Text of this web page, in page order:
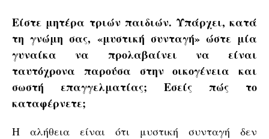
Είστε μητέρα τριών παιδιών. Υπάρχει, κατά
τη γνώμη σας, «μυστική συνταγή» ώστε μία
γυναίκα να προλαβαίνει να είναι
ταυτόχρονα παρούσα στην οικογένεια και
σωστή επαγγελματίας; Εσείς πώς το
καταφέρνετε;
Η αλήθεια είναι ότι μυστική συνταγή δεν